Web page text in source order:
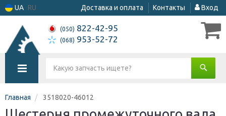
UA RU Доставка и оплата Контакты Вход
(050) 822-42-95
(068) 953-52-72
Главная 3518020-46012